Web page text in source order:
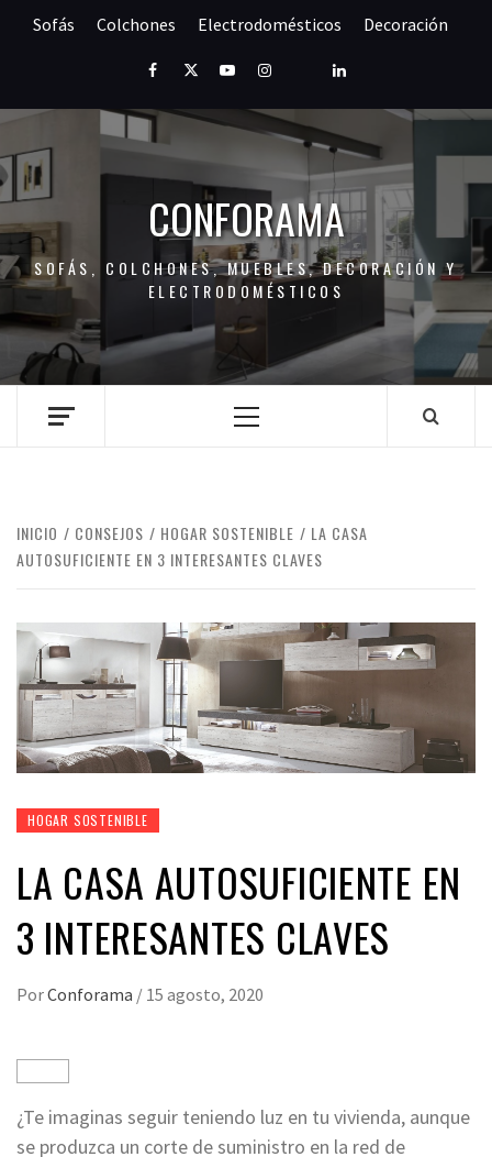
Sofás Colchones Electrodomésticos Decoración
FacebookTwitterYoutubeInstagramPinterestLinkedIn
CONFORAMA
SOFÁS, COLCHONES, MUEBLES, DECORACIÓN Y
ELECTRODOMÉSTICOS
Menú
INICIO CONSEJOS HOGAR SOSTENIBLE
LA CASA
AUTOSUFICIENTE EN 3 INTERESANTES CLAVES
HOGAR SOSTENIBLE
LA CASA AUTOSUFICIENTE EN
3 INTERESANTES CLAVES
PorConforama / 15 agosto, 2020
¿Te imaginas seguir teniendo luz en tu vivienda, aunque
se produzca un corte de suministro en la red de